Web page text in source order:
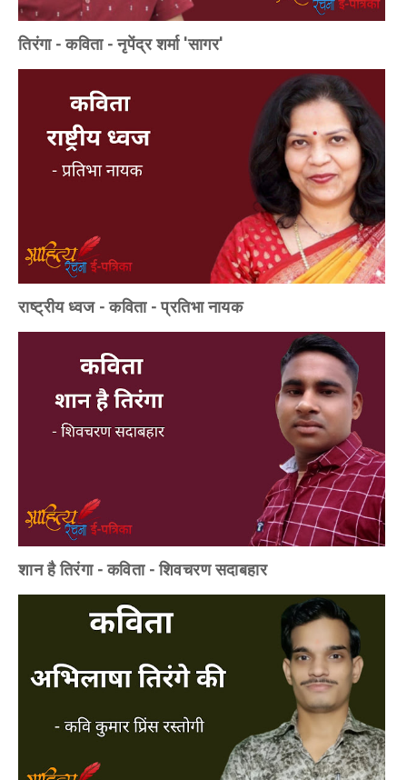
तिरंगा - कविता - नृपेंद्र शर्मा 'सागर'
राष्ट्रीय ध्वज - कविता - प्रतिभा नायक
शान है तिरंगा - कविता - शिवचरण सदाबहार